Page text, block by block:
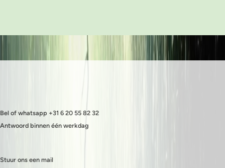
Bel of whatsapp +31 6 20 55 82 32
Antwoord binnen één werkdag
Stuur ons een mail